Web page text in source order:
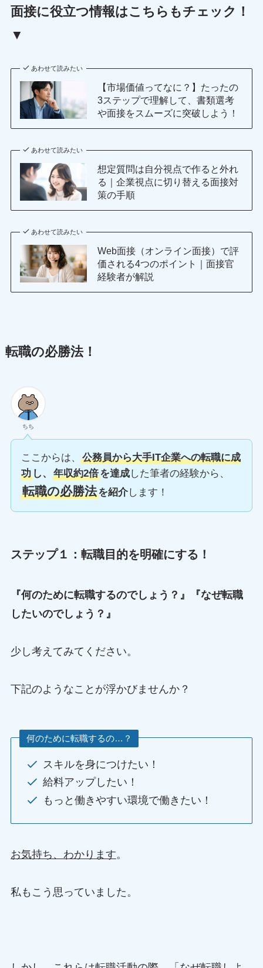
面接に役立つ情報はこちらもチェック！
▼
あわせて読みたい
【市場価値ってなに？】たったの
3ステップで理解して、書類選考
や面接をスムーズに突破しよう！
あわせて読みたい
想定質問は自分視点で作ると外れ
る｜企業視点に切り替える面接対
策の手順
あわせて読みたい
Web面接（オンライン面接）で評
価される4つのポイント｜面接官
経験者が解説
転職の必勝法！
ちち
ここからは、
公務員から大手IT企業への転職に成
功し、 年収約2倍を達成した筆者の経験から、
転職の必勝法を紹介します！
ステップ１：転職目的を明確にする！
『何のために転職するのでしょう？』『なぜ転職
したいのでしょう？』
少し考えてみてください。
下記のようなことが浮かびませんか？
何のために転職するの…？
スキルを身につけたい！
給料アップしたい！
もっと働きやすい環境で働きたい！
お気持ち、わかります。
私もこう思っていました。